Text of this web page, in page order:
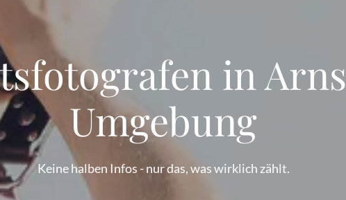
in
Umgebung
Keine halben Infos - nur das, was wirklich zählt.